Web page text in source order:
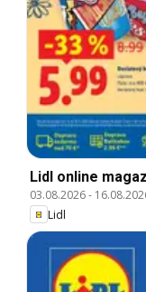
Lidl online
03.08.2026-
Lidl